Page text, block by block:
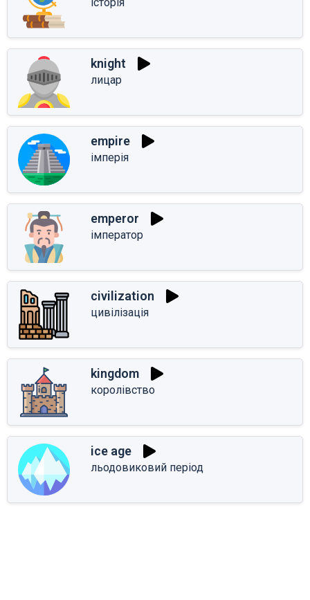
knight
лицар
empire
імперія
emperor
імператор
civilization
цивілізація
kingdom
королівство
ice age
льодовиковий період